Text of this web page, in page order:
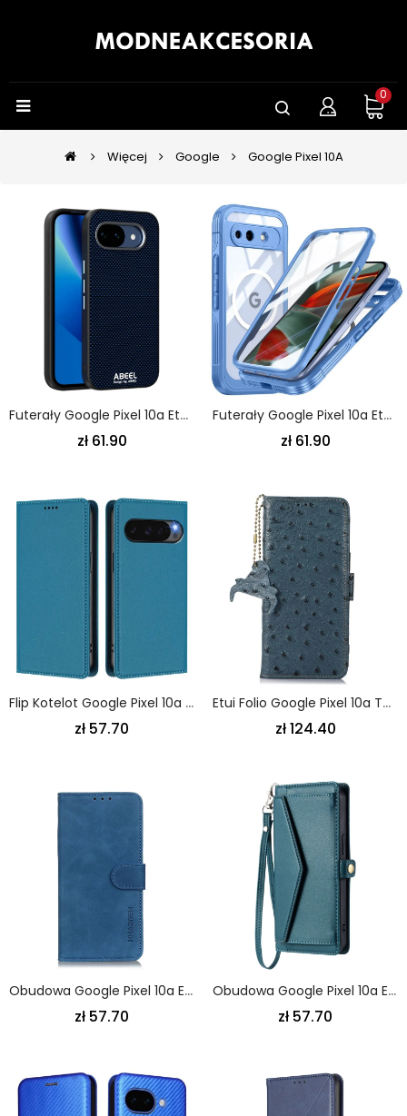
0
Więcej Google Google Pixel 10A
Futerały Google Pixel 10a Etui Na Telefon Magnetyczny Włókno Węglowe Abeel
zł 61.90
Futerały Google Pixel 10a Etui Na Telefon Magnetyczny Z Hartowanym Szkłem Ochronnym Na Ekran
zł 61.90
Flip Kotelot Google Pixel 10a Etui Na Telefon Zapięcie Magnetyczne I Blokada Rfid
zł 57.70
Etui Folio Google Pixel 10a Teksturowana Skóra
zł 124.40
Obudowa Google Pixel 10a Etui Na Telefon Skóra Pu Khazneh O Fakturze Retro
zł 57.70
Obudowa Google Pixel 10a Etui Na Telefon Kopertówka
zł 57.70